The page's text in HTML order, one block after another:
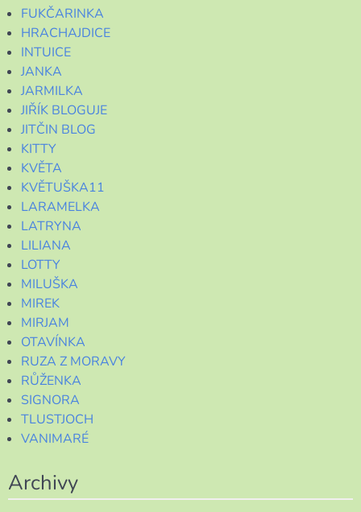
FUKČARINKA
HRACHAJDICE
INTUICE
JANKA
JARMILKA
JIŘÍK BLOGUJE
JITČIN BLOG
KITTY
KVĚTA
KVĚTUŠKA11
LARAMELKA
LATRYNA
LILIANA
LOTTY
MILUŠKA
MIREK
MIRJAM
OTAVÍNKA
RUZA Z MORAVY
RŮŽENKA
SIGNORA
TLUSTJOCH
VANIMARÉ
Archivy